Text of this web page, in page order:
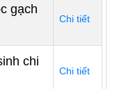
gạch
Chi tiết
chi
Chi tiết